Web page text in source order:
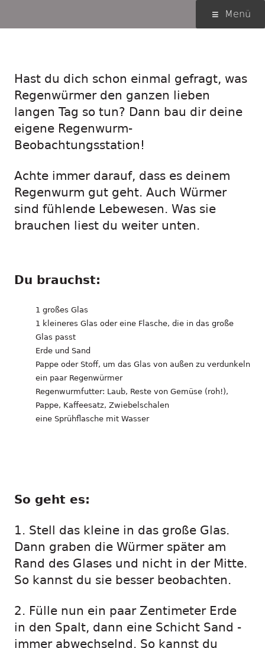
Menü
Menü
Hast du dich schon einmal gefragt, was
Regenwürmer den ganzen lieben
langen Tag so tun? Dann bau dir deine
eigene Regenwurm-
Beobachtungsstation!
Achte immer darauf, dass es deinem
Regenwurm gut geht. Auch Würmer
sind fühlende Lebewesen. Was sie
brauchen liest du weiter unten.
Du brauchst:
1 großes Glas
1 kleineres Glas oder eine Flasche, die in das große
Glas passt
Erde und Sand
Pappe oder Stoff, um das Glas von außen zu verdunkeln
ein paar Regenwürmer
Regenwurmfutter: Laub, Reste von Gemüse (roh!),
Pappe, Kaffeesatz, Zwiebelschalen
eine Sprühflasche mit Wasser
So geht es:
1. Stell das kleine in das große Glas.
Dann graben die Würmer später am
Rand des Glases und nicht in der Mitte.
So kannst du sie besser beobachten.
2. Fülle nun ein paar Zentimeter Erde
in den Spalt, dann eine Schicht Sand -
immer abwechselnd. So kannst du